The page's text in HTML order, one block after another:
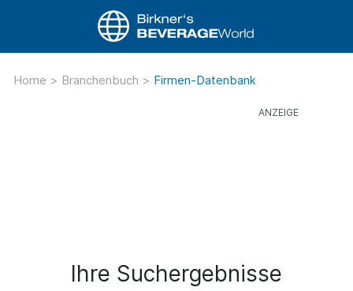
Home > Branchenbuch > Firmen-Datenbank
Ihre Suchergebnisse